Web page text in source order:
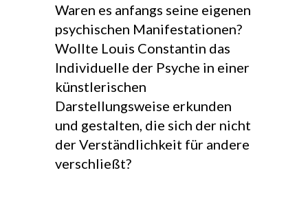
Waren es anfangs seine eigenen
psychischen Manifestationen?
Wollte Louis Constantin das
Individuelle der Psyche in einer
künstlerischen
Darstellungsweise erkunden
und gestalten, die sich der nicht
der Verständlichkeit für andere
verschließt?